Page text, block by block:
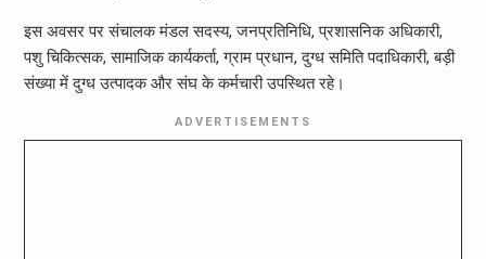
इस अवसर पर संचालक मंडल सदस्य, जनप्रतिनिधि, प्रशासनिक अधिकारी,
पशु चिकित्सक, सामाजिक कार्यकर्ता, ग्राम प्रधान, दुग्ध समिति पदाधिकारी, बड़ी
संख्या में दुग्ध उत्पादक और संघ के कर्मचारी उपस्थित रहे।
ADVERTISEMENTS